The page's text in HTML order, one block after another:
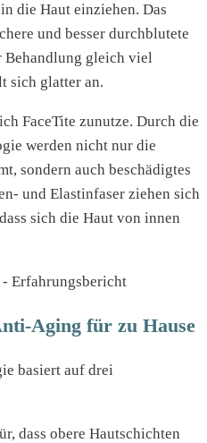
die Haut einziehen. Das
und besser durchblutete
Behandlung gleich viel
sich glatter an.
FaceTite zunutze. Durch die
werden nicht nur die
sondern auch beschädigtes
und Elastinfaser ziehen sich
sich die Haut von innen
Aging für zu Hause
basiert auf drei
dass obere Hautschichten